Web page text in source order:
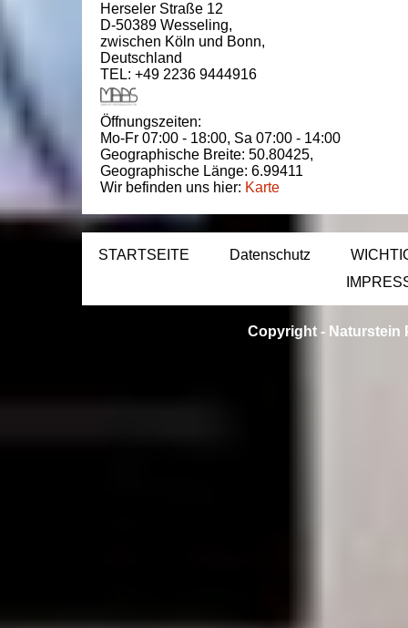
Herseler Straße 12
D-50389 Wesseling,
zwischen Köln und Bonn,
Deutschland
TEL: +49 2236 9444916
Öffnungszeiten:
Mo-Fr 07:00 - 18:00, Sa 07:00 - 14:00
Geographische Breite: 50.80425,
Geographische Länge: 6.99411
Wir befinden uns hier: Karte
STARTSEITE Datenschutz
Copyright - Naturstein